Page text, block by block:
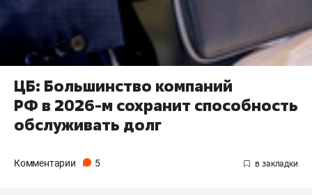
ЦБ: Большинство компаний
РФ в 2026-м сохранит способность
обслуживать долг
Комментарии 5